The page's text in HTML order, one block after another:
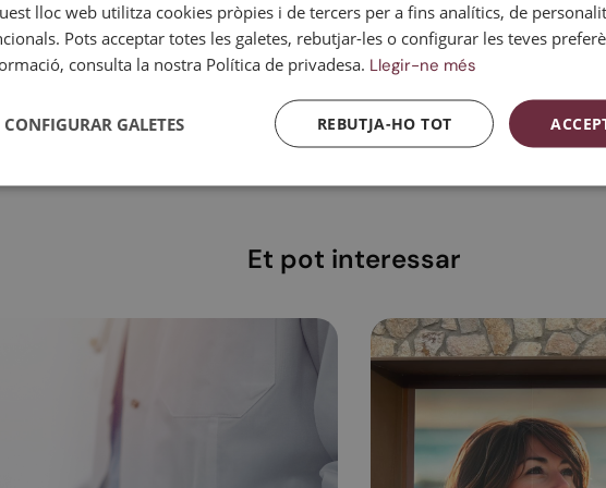
tractaments de medicina preventiva per millorar la salut íntima, i cuidar
sigui un espai de confiança, on et sentis còmoda i rebris l’atenció que
Et pot interessar
lloc web utilitza cookies pròpies i de tercers per a fins analítics, de
Pots acceptar totes les galetes, rebutjar-les o configurar les teves
consulta la nostra Política de privadesa. Llegir-ne més
REBUTJA-HO TOT
CONFIGURAR GALETES